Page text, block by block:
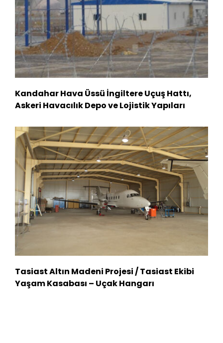
Kandahar Hava Üssü İngiltere Uçuş Hattı,
Askeri Havacılık Depo ve Lojistik Yapıları
Tasiast Altın Madeni Projesi / Tasiast Ekibi
Yaşam Kasabası – Uçak Hangarı